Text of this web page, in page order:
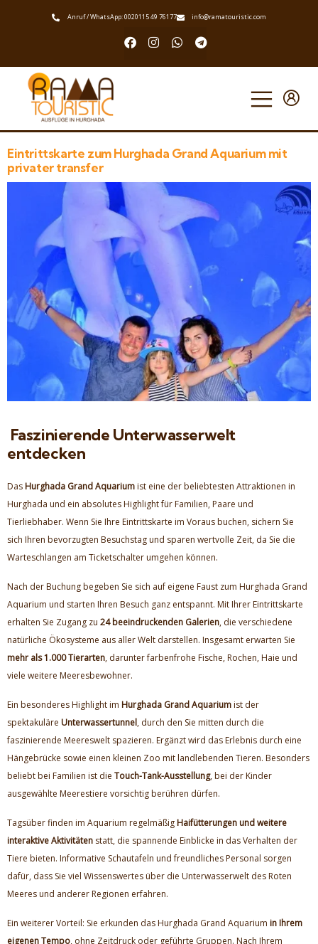
Anruf / WhatsApp: 0020115 49 76177 info@ramatouristic.com
Eintrittskarte zum Hurghada Grand Aquarium mit
privater transfer
Faszinierende Unterwasserwelt
entdecken
DasHurghada Grand Aquariumist eine der beliebtesten Attraktionen in
Hurghada und ein absolutes Highlight für Familien, Paare und
Tierliebhaber. Wenn Sie Ihre Eintrittskarte im Voraus buchen, sichern Sie
sich Ihren bevorzugten Besuchstag und sparen wertvolle Zeit, da Sie die
Warteschlangen am Ticketschalter umgehen können.
Nach der Buchung begeben Sie sich auf eigene Faust zum Hurghada Grand
Aquarium und starten Ihren Besuch ganz entspannt. Mit Ihrer Eintrittskarte
erhalten Sie Zugang zu 24 beeindruckenden Galerien, die verschiedene
natürliche Ökosysteme aus aller Welt darstellen. Insgesamt erwarten Sie
mehr als 1.000 Tierarten, darunter farbenfrohe Fische, Rochen, Haie und
viele weitere Meeresbewohner.
Ein besonderes Highlight im Hurghada Grand Aquariumist der
spektakuläre Unterwassertunnel, durch den Sie mitten durch die
faszinierende Meereswelt spazieren. Ergänzt wird das Erlebnis durch eine
Hängebrücke sowie einen kleinen Zoo mit landlebenden Tieren. Besonders
beliebt bei Familien ist die Touch-Tank-Ausstellung, bei der Kinder
ausgewählte Meerestiere vorsichtig berühren dürfen.
Tagsüber finden im Aquarium regelmäßigHaifütterungen und weitere
interaktive Aktivitäten statt, die spannende Einblicke in das Verhalten der
Tiere bieten. Informative Schautafeln und freundliches Personal sorgen
dafür, dass Sie viel Wissenswertes über die Unterwasserwelt des Roten
Meeres und anderer Regionen erfahren.
Ein weiterer Vorteil: Sie erkunden das Hurghada Grand Aquarium in Ihrem
eigenen Tempo, ohne Zeitdruck oder geführte Gruppen. Nach Ihrem